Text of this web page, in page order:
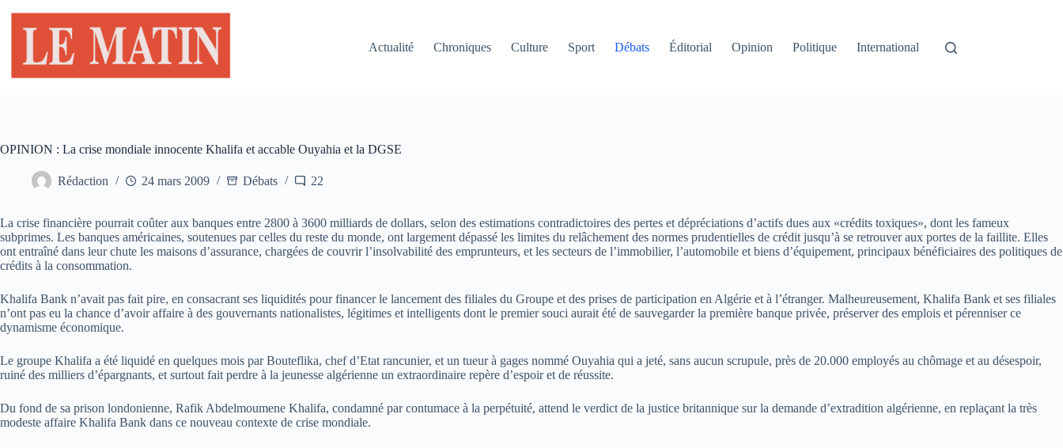
contenu
Actualité
Chroniques Culture Sport Débats Éditorial Opinion Politique International
OPINION : La crise mondiale innocente Khalifa et accable Ouyahia et la DGSE
Rédaction 24 mars 2009 Débats 22
La crise financière pourrait coûter aux banques entre 2800 à 3600 milliards de dollars, selon des estimations contradictoires des pertes et dépréciations d’actifs dues aux «crédits toxiques», dont les fameux
subprimes. Les banques américaines, soutenues par celles du reste du monde, ont largement dépassé les limites du relâchement des normes prudentielles de crédit jusqu’à se retrouver aux portes de la faillite. Elles
ont entraîné dans leur chute les maisons d’assurance, chargées de couvrir l’insolvabilité des emprunteurs, et les secteurs de l’immobilier, l’automobile et biens d’équipement, principaux bénéficiaires des politiques de
crédits à la consommation.
Khalifa Bank n’avait pas fait pire, en consacrant ses liquidités pour financer le lancement des filiales du Groupe et des prises de participation en Algérie et à l’étranger. Malheureusement, Khalifa Bank et ses filiales
n’ont pas eu la chance d’avoir affaire à des gouvernants nationalistes, légitimes et intelligents dont le premier souci aurait été de sauvegarder la première banque privée, préserver des emplois et pérenniser ce
dynamisme économique.
Le groupe Khalifa a été liquidé en quelques mois par Bouteflika, chef d’Etat rancunier, et un tueur à gages nommé Ouyahia qui a jeté, sans aucun scrupule, près de 20.000 employés au chômage et au désespoir,
ruiné des milliers d’épargnants, et surtout fait perdre à la jeunesse algérienne un extraordinaire repère d’espoir et de réussite.
Du fond de sa prison londonienne, Rafik Abdelmoumene Khalifa, condamné par contumace à la perpétuité, attend le verdict de la justice britannique sur la demande d’extradition algérienne, en replaçant la très
modeste affaire Khalifa Bank dans ce nouveau contexte de crise mondiale.